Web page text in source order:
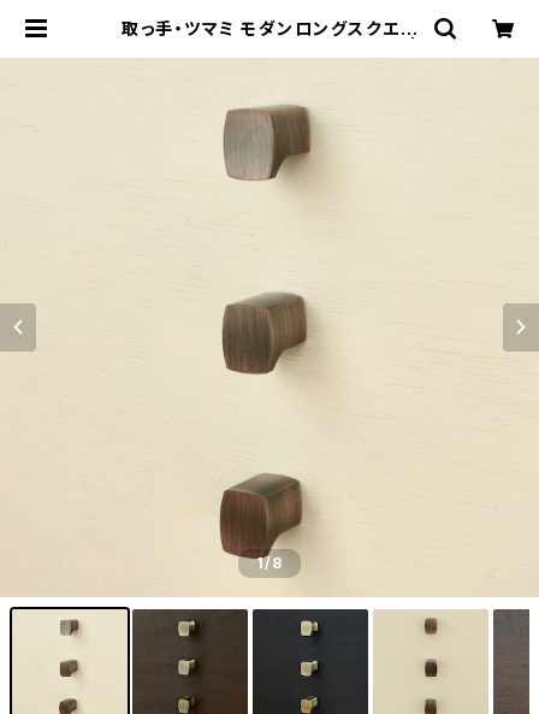
取っ手・ツマミ モダンロングスクエア
1/8